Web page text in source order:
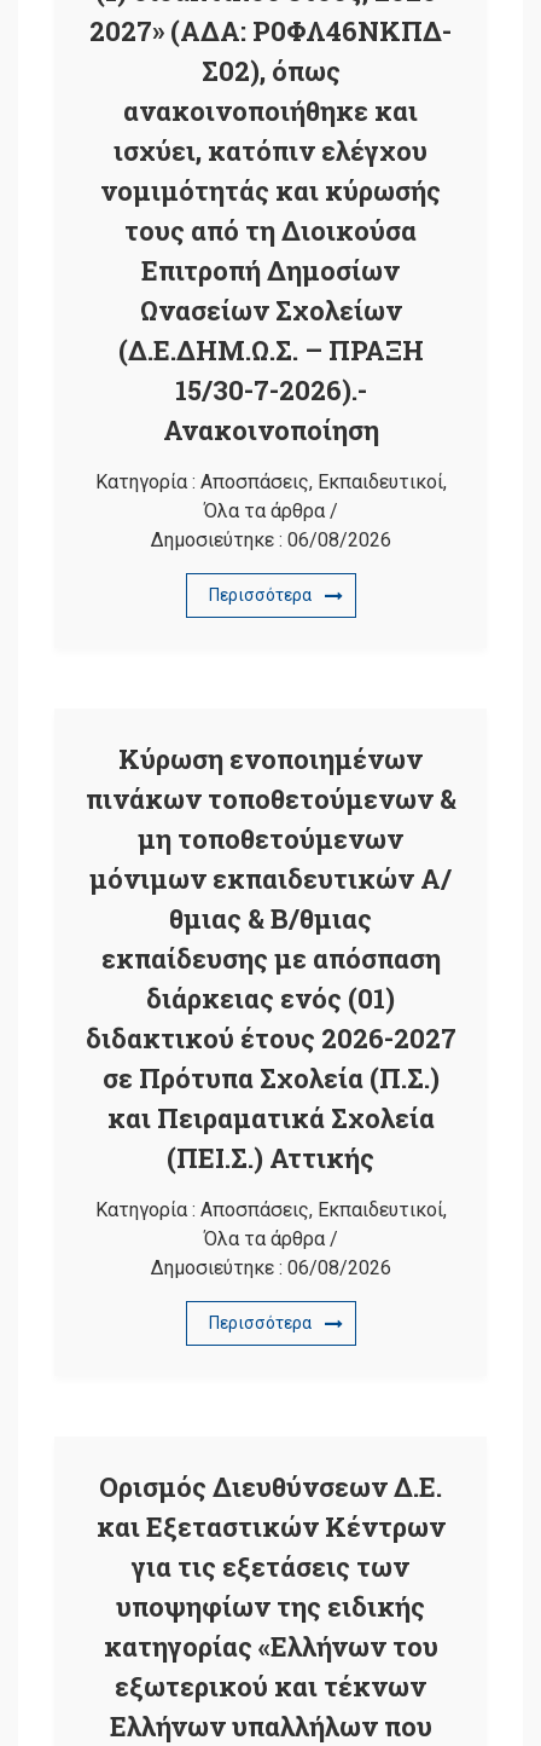
2027» (ΑΔΑ: Ρ0ΦΛ46ΝΚΠΔ-
Σ02), όπως
ανακοινοποιήθηκε και
ισχύει, κατόπιν ελέγχου
νομιμότητάς και κύρωσής
τους από τη Διοικούσα
Επιτροπή Δημοσίων
Ωνασείων Σχολείων
(Δ.Ε.ΔΗΜ.Ω.Σ. – ΠΡΑΞΗ
15/30-7-2026).-
Ανακοινοποίηση
Κατηγορία : Αποσπάσεις, Εκπαιδευτικοί,
Όλα τα άρθρα/
Δημοσιεύτηκε : 06/08/2026
Περισσότερα
Κύρωση ενοποιημένων
πινάκων τοποθετούμενων &
μη τοποθετούμενων
μόνιμων εκπαιδευτικών Α/
θμιας & Β/θμιας
εκπαίδευσης με απόσπαση
διάρκειας ενός (01)
διδακτικού έτους 2026-2027
σε Πρότυπα Σχολεία (Π.Σ.)
και Πειραματικά Σχολεία
(ΠΕΙ.Σ.) Αττικής
Κατηγορία : Αποσπάσεις, Εκπαιδευτικοί,
Όλα τα άρθρα/
Δημοσιεύτηκε : 06/08/2026
Περισσότερα
Ορισμός Διευθύνσεων Δ.Ε.
και Εξεταστικών Κέντρων
για τις εξετάσεις των
υποψηφίων της ειδικής
κατηγορίας «Ελλήνων του
εξωτερικού και τέκνων
Ελλήνων υπαλλήλων που